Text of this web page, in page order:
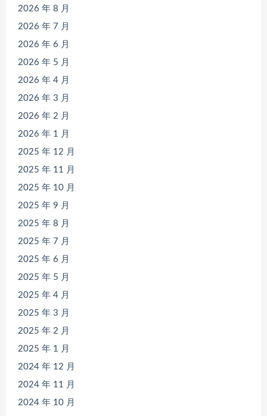
2026 年 8 月
2026 年 7 月
2026 年 6 月
2026 年 5 月
2026 年 4 月
2026 年 3 月
2026 年 2 月
2026 年 1 月
2025 年 12 月
2025 年 11 月
2025 年 10 月
2025 年 9 月
2025 年 8 月
2025 年 7 月
2025 年 6 月
2025 年 5 月
2025 年 4 月
2025 年 3 月
2025 年 2 月
2025 年 1 月
2024 年 12 月
2024 年 11 月
2024 年 10 月